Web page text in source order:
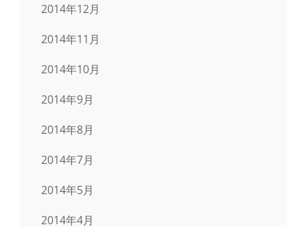
2014年12月
2014年11月
2014年10月
2014年9月
2014年8月
2014年7月
2014年5月
2014年4月